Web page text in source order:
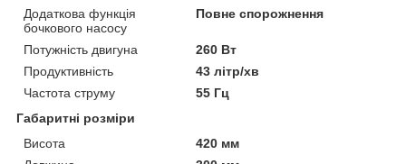
Додаткова функція
бочкового насосу
Повне спорожнення
Потужність двигуна
260 Вт
Продуктивність
43 літр/хв
Частота струму
55 Гц
Габаритні розміри
Висота
420 мм